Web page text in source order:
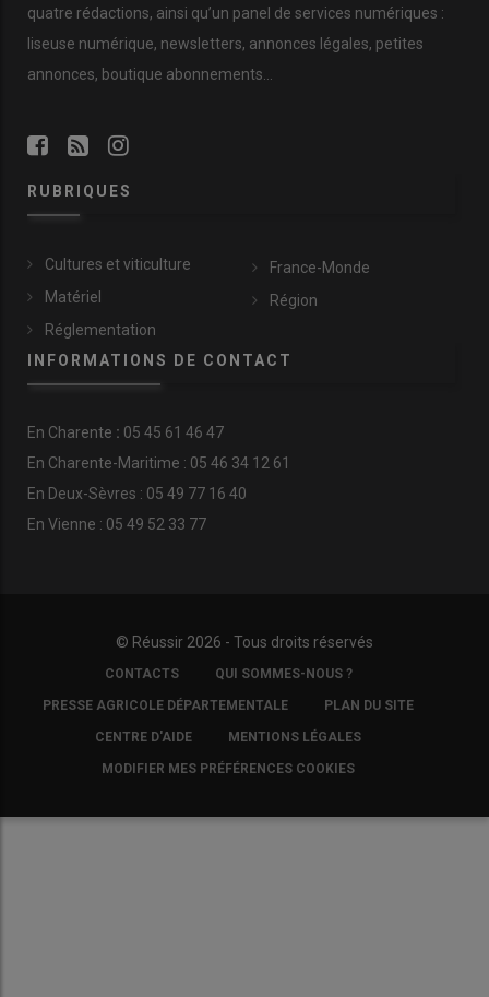
quatre rédactions, ainsi qu’un panel de services numériques :
liseuse numérique, newsletters, annonces légales, petites
annonces, boutique abonnements…
RUBRIQUES
Cultures et viticulture
Matériel
Réglementation
France-Monde
Région
INFORMATIONS DE CONTACT
En Charente : 05 45 61 46 47
En Charente-Maritime : 05 46 34 12 61
En Deux-Sèvres : 05 49 77 16 40
En Vienne : 05 49 52 33 77
© Réussir 2026 - Tous droits réservés
COPYRIGHTCONTACTS QUI SOMMES-NOUS ?
PRESSE AGRICOLE DÉPARTEMENTALE PLAN DU SITE
CENTRE D'AIDE MENTIONS LÉGALES
MODIFIER MES PRÉFÉRENCES COOKIES